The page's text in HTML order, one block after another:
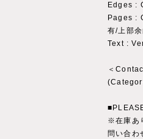
Edges :
Pages :
有/上部
Text :
＜
※在庫あ
問い合わ